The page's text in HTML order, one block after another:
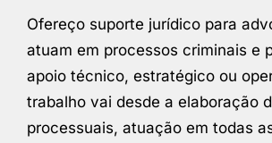
Ofereço suporte jurídico para
atuam em processos criminais e
apoio técnico, estratégico ou
trabalho vai desde a elaboração
processuais, atuação em todas